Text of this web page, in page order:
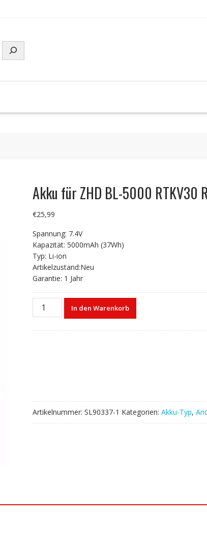
Akku für ZHD BL-5000 RTKV30
€25,99
Spannung: 7.4V
Kapazität: 5000mAh (37Wh)
Typ: Li-ion
Artikelzustand:Neu
Garantie: 1 Jahr
Akku
In den Warenkorb
Artikelnummer: SL90337-1 Kategorien: Akku-Typ,